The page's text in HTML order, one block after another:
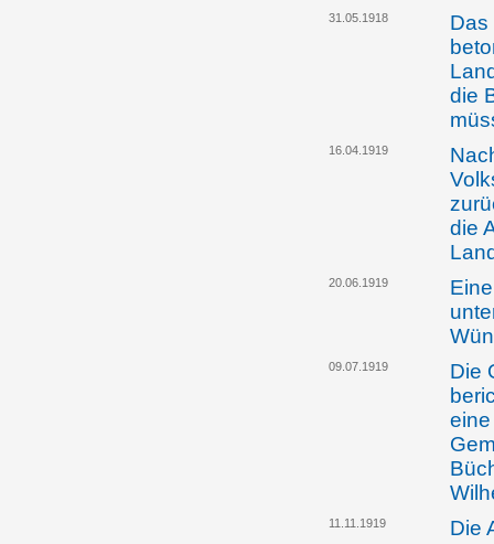
31.05.1918
Das
die
16.04.1919
die
20.06.1919
09.07.1919
Die
11.11.1919
Die